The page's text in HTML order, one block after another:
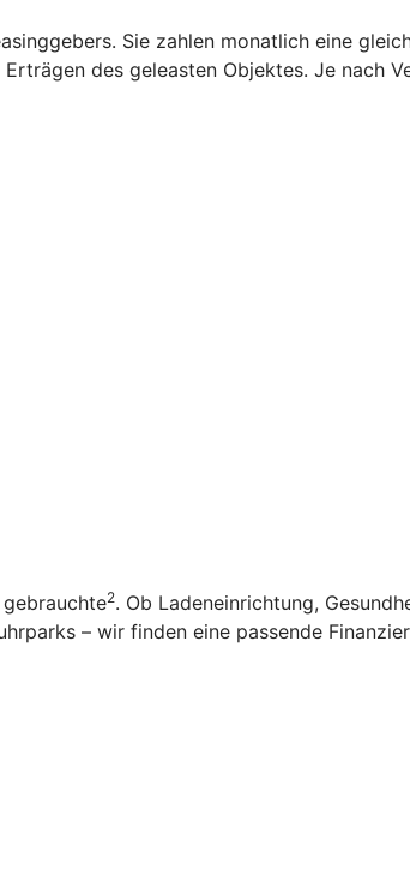
Sie zahlen monatlich eine
des geleasten Objektes. Je nach
2. Ob Ladeneinrichtung,
– wir finden eine passende